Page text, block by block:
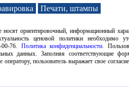
Печати, штампы
ориентировочный, информационный
ценовой политики необходимо
76. Политика конфиденциальности.
данных. Заполняя соответствующие
пользователь выражает свое